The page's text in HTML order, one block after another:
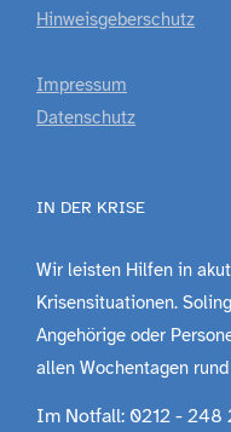
Hinweisgeberschutz
Impressum
Datenschutz
IN DER KRISE
Wir leisten Hilfen in
Krisensituationen.
Angehörige oder
allen Wochentagen
Im Notfall: 0212 - 248